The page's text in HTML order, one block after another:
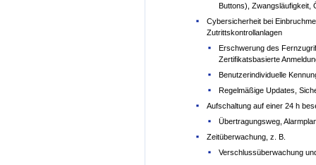
Buttons), Zwangsläufigkeit,
Cybersicherheit bei
Zutrittskontrollanlagen
Erschwerung des
Zertifikatsbasierte
Benutzerindividuelle
Regelmäßige Updates,
Aufschaltung auf einer 24 h
Übertragungsweg,
Zeitüberwachung, z. B.
Verschlussüberwachung